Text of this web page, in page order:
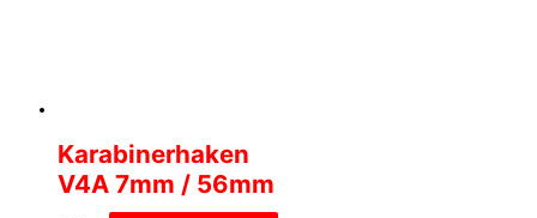
Karabinerhaken
V4A 7mm / 56mm